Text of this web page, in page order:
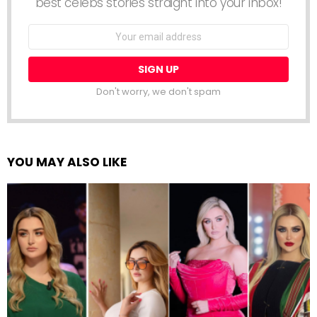
Email
Don't worry, we don't spam
YOU MAY ALSO LIKE